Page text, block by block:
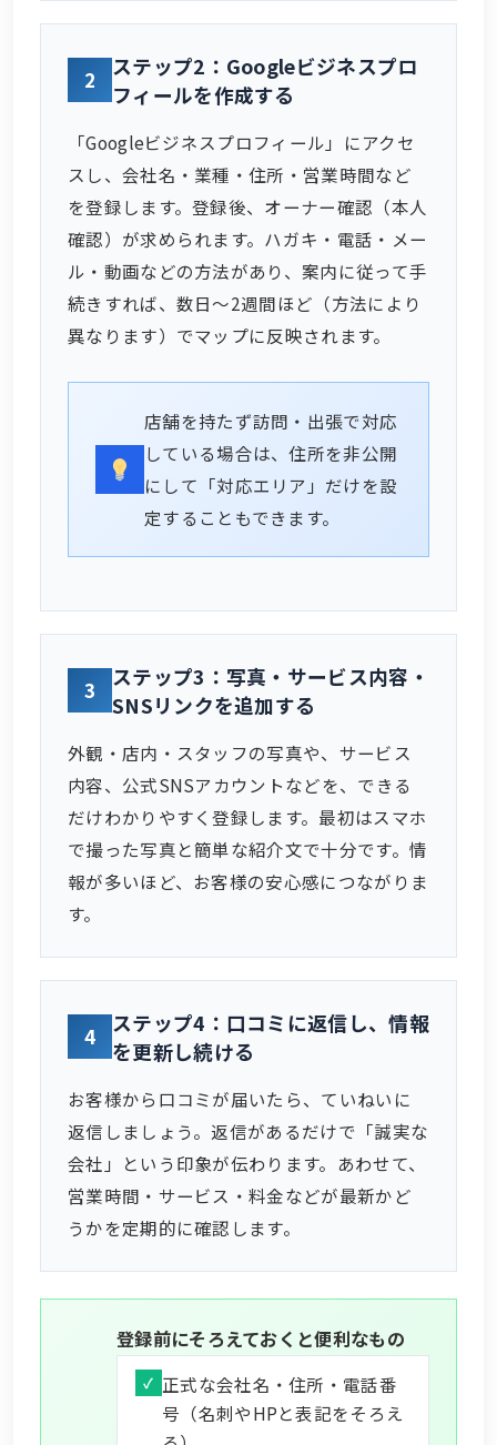
2
ステップ2：Googleビジネスプロ
フィールを作成する
「Googleビジネスプロフィール」にアクセ
スし、会社名・業種・住所・営業時間など
を登録します。登録後、オーナー確認（本人
確認）が求められます。ハガキ・電話・メー
ル・動画などの方法があり、案内に従って手
続きすれば、数日〜2週間ほど（方法により
異なります）でマップに反映されます。
店舗を持たず訪問・出張で対応
している場合は、住所を非公開
にして「対応エリア」だけを設
定することもできます。
3
ステップ3：写真・サービス内容・
SNSリンクを追加する
外観・店内・スタッフの写真や、サービス
内容、公式SNSアカウントなどを、できる
だけわかりやすく登録します。最初はスマホ
で撮った写真と簡単な紹介文で十分です。情
報が多いほど、お客様の安心感につながりま
す。
4
ステップ4：口コミに返信し、情報
を更新し続ける
お客様から口コミが届いたら、ていねいに
返信しましょう。返信があるだけで「誠実な
会社」という印象が伝わります。あわせて、
営業時間・サービス・料金などが最新かど
うかを定期的に確認します。
登録前にそろえておくと便利なもの
正式な会社名・住所・電話番
号（名刺やHPと表記をそろえ